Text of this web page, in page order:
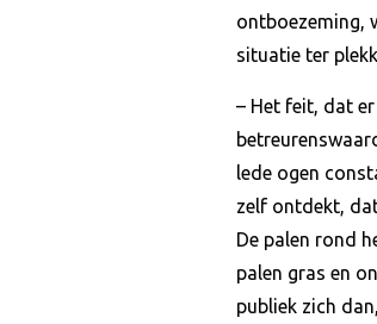
ontboezeming,
situatie ter
– Het feit, dat
lede ogen
zelf ontdekt,
De palen rond
palen gras en
publiek zich